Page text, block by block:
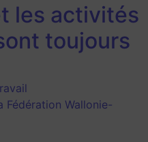
les activités
toujours
Fédération Wallonie-